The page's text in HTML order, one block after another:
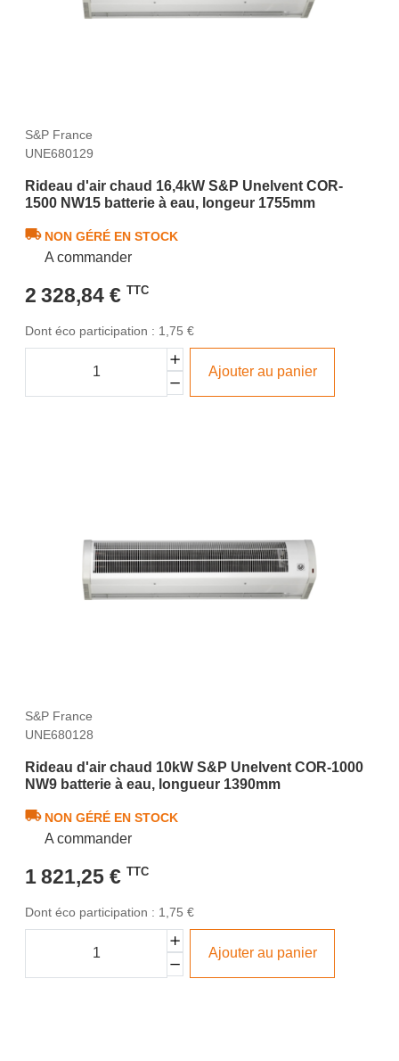
S&P France
UNE680129
Rideau d'air chaud 16,4kW S&P Unelvent COR-
1500 NW15 batterie à eau, longeur 1755mm
NON GÉRÉ EN STOCK
A commander
2 328,84 € TTC
Dont éco participation : 1,75 €
Ajouter au panier
S&P France
UNE680128
Rideau d'air chaud 10kW S&P Unelvent COR-1000
NW9 batterie à eau, longueur 1390mm
NON GÉRÉ EN STOCK
A commander
1 821,25 € TTC
Dont éco participation : 1,75 €
Ajouter au panier